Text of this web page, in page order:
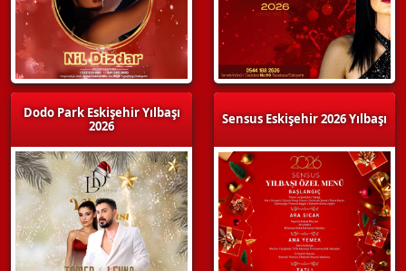
Dodo Park Eskişehir Yılbaşı
2026
Sensus Eskişehir 2026 Yılbaşı